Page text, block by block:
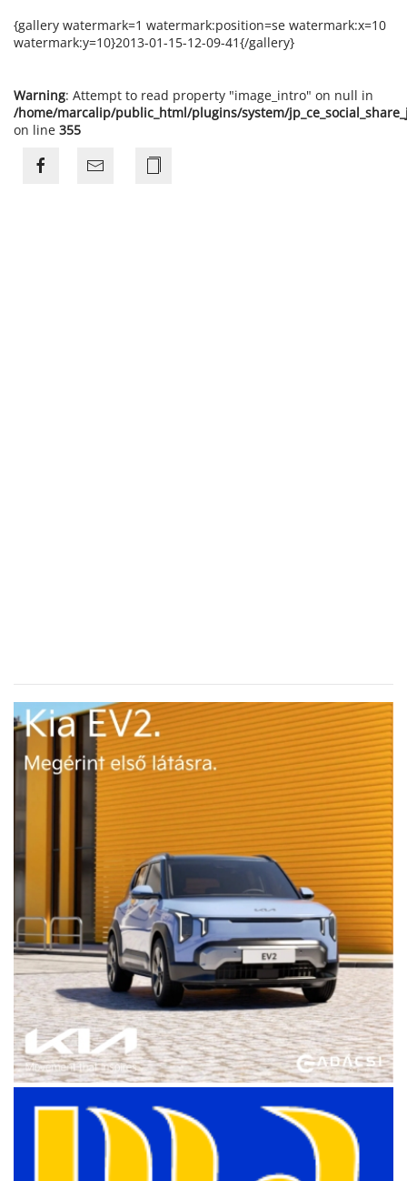
{gallery watermark=1 watermark:position=se watermark:x=10
watermark:y=10}2013-01-15-12-09-41{/gallery}
Warning: Attempt to read property "image_intro" on null in
/home/marcalip/public_html/plugins/system/
on line 355